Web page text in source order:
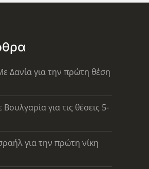
Δανία για την πρώτη θέση
για τις θέσεις 5-
για την πρώτη νίκη